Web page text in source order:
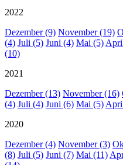
2022
Dezember (9) November (19)
(4) Juli (5) Juni (4) Mai (5)
(10)
2021
Dezember (13) November (16)
(4) Juli (4) Juni (6) Mai (5)
2020
Dezember (4) November (3)
(8) Juli (5) Juni (7) Mai (11)